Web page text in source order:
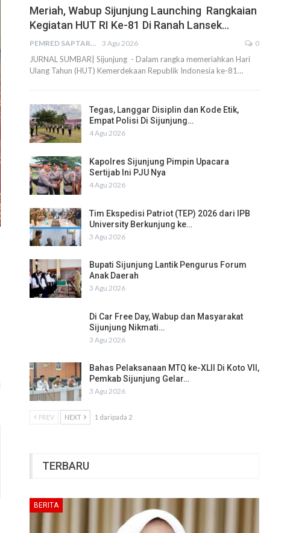
Meriah, Wabup Sijunjung Launching Rangkaian
Kegiatan HUT RI Ke-81 Di Ranah Lansek…
PEMRED SAPTARIUS 3 Agu 2026 0
JURNAL SUMBAR| Sijunjung - Dalam rangka memeriahkan Hari
Ulang Tahun (HUT) Kemerdekaan Republik Indonesia ke-81…
Tegas, Langgar Disiplin dan Kode Etik,
Empat Polisi Di Sijunjung…
4 Agu 2026
Kapolres Sijunjung Pimpin Upacara
Sertijab Ini PJU Nya
4 Agu 2026
Tim Ekspedisi Patriot (TEP) 2026 dari IPB
University Berkunjung ke…
3 Agu 2026
Bupati Sijunjung Lantik Pengurus Forum
Anak Daerah
3 Agu 2026
Di Car Free Day, Wabup dan Masyarakat
Sijunjung Nikmati…
3 Agu 2026
Bahas Pelaksanaan MTQ ke-XLII Di Koto VII,
Pemkab Sijunjung Gelar…
3 Agu 2026
PREV NEXT 1 daripada 2
TERBARU
BERITA